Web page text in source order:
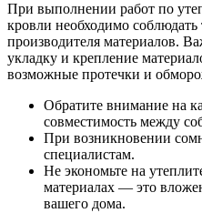
При выполнении работ по
кровли необходимо соблюдать
производителя материалов.
укладку и крепление
возможные протечки и
Обратите внимание на
совместимость между
При возникновении
специалистам.
Не экономьте на
материалах — это
вашего дома.